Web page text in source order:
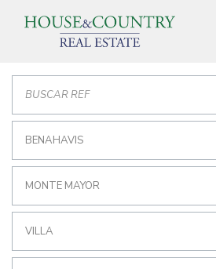
BENAHAVIS
MONTE MAYOR
VILLA